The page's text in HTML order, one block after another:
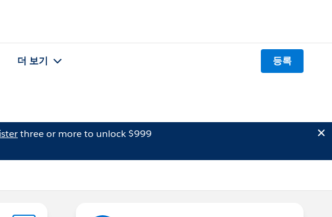
더 보기 등록
three or more to unlock $999